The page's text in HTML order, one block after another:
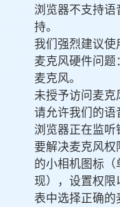
浏览器不支持
持。
我们强烈建议使
麦克风硬件问
麦克风。
未授予访问麦克
请允许我们的语
浏览器正在监听
要解决麦克风
的小相机图标（
现），设置权
表中选择正确的